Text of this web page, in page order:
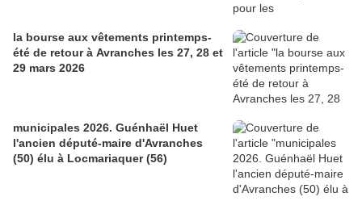
la bourse aux vêtements printemps-
été de retour à Avranches les 27, 28 et
29 mars 2026
municipales 2026. Guénhaël Huet
l'ancien député-maire d'Avranches
(50) élu à Locmariaquer (56)